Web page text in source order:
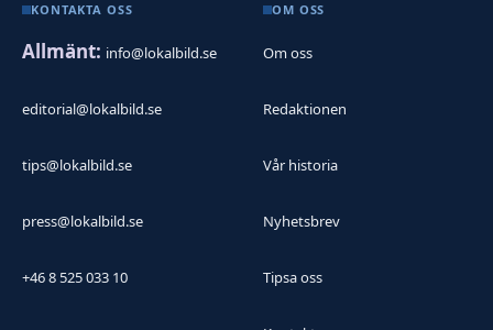
KONTAKTA OSS
Allmänt: info@lokalbild.se
editorial@lokalbild.se
tips@lokalbild.se
press@lokalbild.se
+46 8 525 033 10
OM OSS
Om oss
Redaktionen
Vår historia
Nyhetsbrev
Tipsa oss